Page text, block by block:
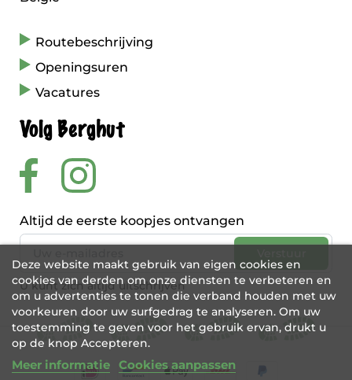
Routebeschrijving
Openingsuren
Vacatures
Volg Berghut
Altijd de eerste koopjes ontvangen
U kunt zich altijd uitschrijven
Deze website maakt gebruik van eigen cookies en
cookies van derden om onze diensten te verbeteren en
om u advertenties te tonen die verband houden met uw
voorkeuren door uw surfgedrag te analyseren. Om uw
toestemming te geven voor het gebruik ervan, drukt u
op de knop Accepteren.
Meer informatie Cookies aanpassen